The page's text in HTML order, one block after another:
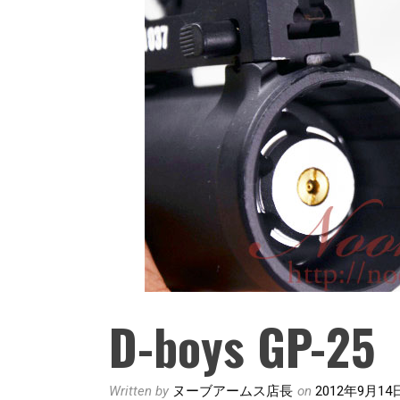
D-boys GP-25
Written by ヌーブアームス店長 on 2012年9月14